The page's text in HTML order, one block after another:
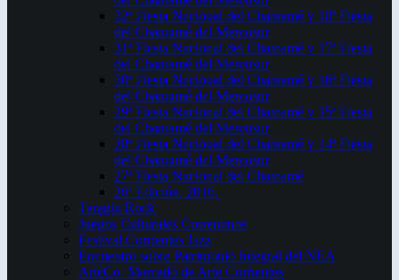
32ª Fiesta Nacional del Chamamé y 18ª Fiesta
del Chamamé del Mercosur
31ª Fiesta Nacional del Chamamé y 17ª Fiesta
del Chamamé del Mercosur
30ª Fiesta Nacional del Chamamé y 16ª Fiesta
del Chamamé del Mercosur
29ª Fiesta Nacional del Chamamé y 15ª Fiesta
del Chamamé del Mercosur
28ª Fiesta Nacional del Chamamé y 14ª Fiesta
del Chamamé del Mercosur
27ª Fiesta Nacional del Chamamé
26ª Edición. 2016.
Taragüi Rock
Juegos Culturales Correntinos
Festival Corrientes Jazz
Encuentro sobre Patrimonio Integral del NEA
ArteCo. Mercado de Arte Corrientes